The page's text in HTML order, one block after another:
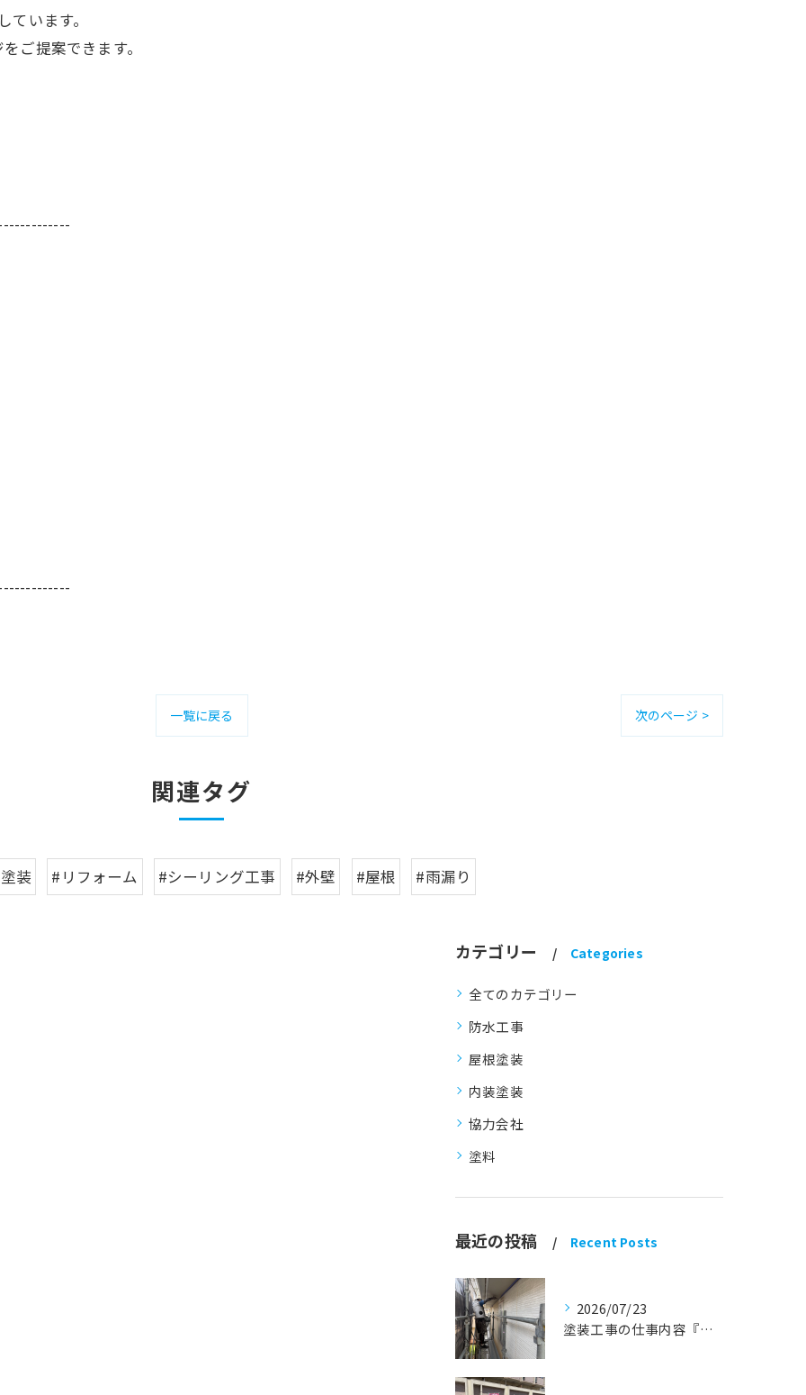
います。
ご提案できます。
一覧に戻る 次のページ >
関連タグ
装 #リフォーム #シーリング工事 #外壁 #屋根 #雨漏り
カテゴリー Categories
全てのカテゴリー
防水工事
屋根塗装
内装塗装
協力会社
塗料
最近の投稿 Recent Posts
2026/07/23
塗装工事の仕事内容『蒲郡市・岡崎市 外壁塗装・屋根塗装・雨漏り修理』